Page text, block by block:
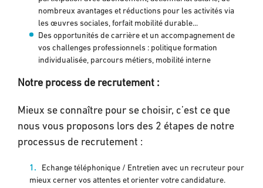
nombreux avantages et réductions pour les activités via
les œuvres sociales, forfait mobilité durable...
Des opportunités de carrière et un accompagnement de
vos challenges professionnels : politique formation
individualisée, parcours métiers, mobilité interne
Notre process de recrutement :
Mieux se connaître pour se choisir, c’est ce que
nous vous proposons lors des 2 étapes de notre
processus de recrutement :
Echange téléphonique / Entretien avec un recruteur pour
mieux cerner vos attentes et orienter votre candidature.